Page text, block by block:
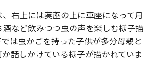
、右上には茣蓙の上に車座になって月
など飲みつつ虫の声を楽しむ様子描
は虫かごを持った子供が多分母親と
話しかけている様子が描かれていま